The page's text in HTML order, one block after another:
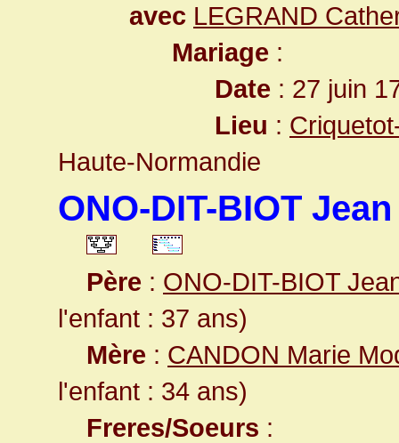
avec LEGRAND
Mariage :
Date : 27 juin
Lieu :
Haute-Normandie
ONO-DIT-BIOT
Père : ONO-DIT-BIOT
l'enfant : 37 ans)
Mère : CANDON Marie
l'enfant : 34 ans)
Freres/Soeurs :